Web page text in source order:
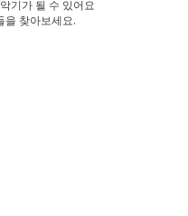
기가 될 수 있어요
을 찾아보세요.